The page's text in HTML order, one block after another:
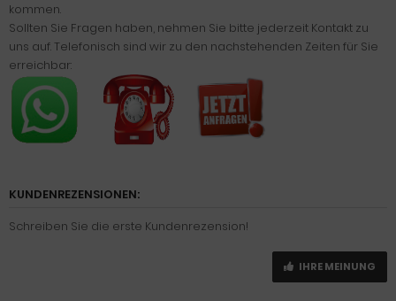
kommen.
Sollten Sie Fragen haben, nehmen Sie bitte jederzeit Kontakt zu
uns auf. Telefonisch sind wir zu den nachstehenden Zeiten für Sie
erreichbar:
KUNDENREZENSIONEN:
Schreiben Sie die erste Kundenrezension!
IHRE MEINUNG